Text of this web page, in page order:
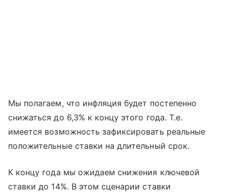
Мы полагаем, что инфляция будет постепенно
снижаться до 6,3% к концу этого года. Т.е.
имеется возможность зафиксировать реальные
положительные ставки на длительный срок.
К концу года мы ожидаем снижения ключевой
ставки до 14%. В этом сценарии ставки